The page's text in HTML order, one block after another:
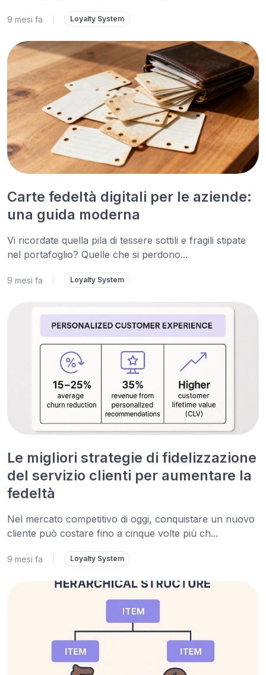
9 mesi fa Loyalty System
Carte fedeltà digitali per le aziende:
una guida moderna
Vi ricordate quella pila di tessere sottili e fragili stipate
nel portafoglio? Quelle che si perdono...
9 mesi fa Loyalty System
Le migliori strategie di fidelizzazione
del servizio clienti per aumentare la
fedeltà
Nel mercato competitivo di oggi, conquistare un nuovo
cliente può costare fino a cinque volte più ch...
9 mesi fa Loyalty System